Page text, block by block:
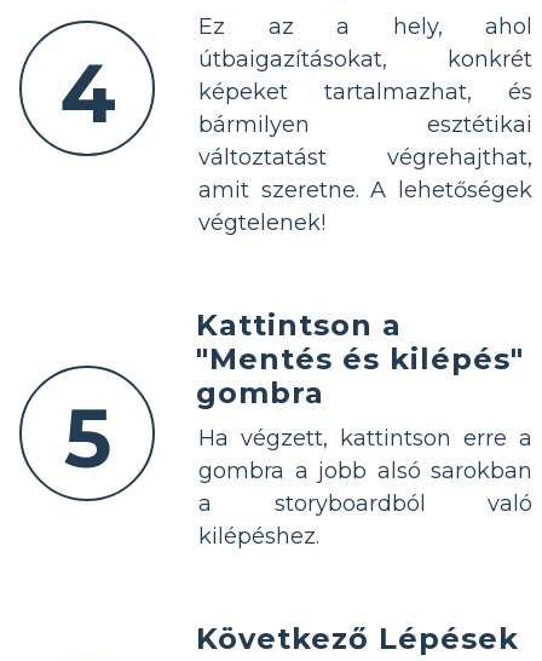
4
Ez az a hely, ahol
útbaigazításokat, konkrét
képeket tartalmazhat, és
bármilyen esztétikai
változtatást végrehajthat,
amit szeretne. A lehetőségek
végtelenek!
5
Kattintson a
"Mentés és kilépés"
gombra
Ha végzett, kattintson erre a
gombra a jobb alsó sarokban
a storyboardból való
kilépéshez.
Következő Lépések